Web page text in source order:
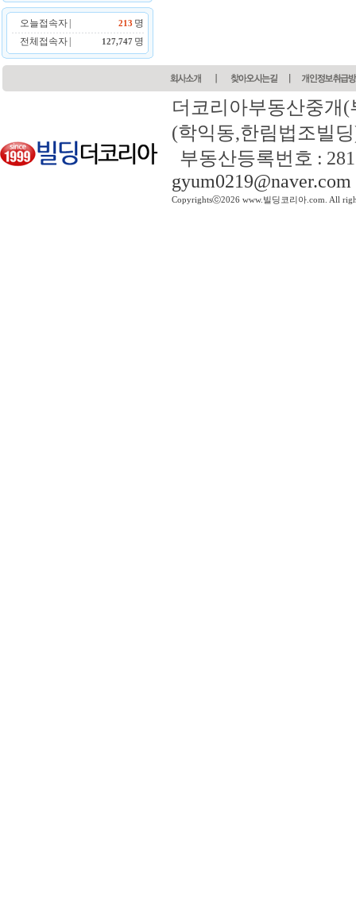
오늘접속자 | 213 명
전체접속자 |
127,747명
더코리아부동산중개
(학익동,한림법조빌
부동산등록번호 :
gyum0219@naver.com
Copyrightsⓒ2026 www.빌딩코리아.com. All